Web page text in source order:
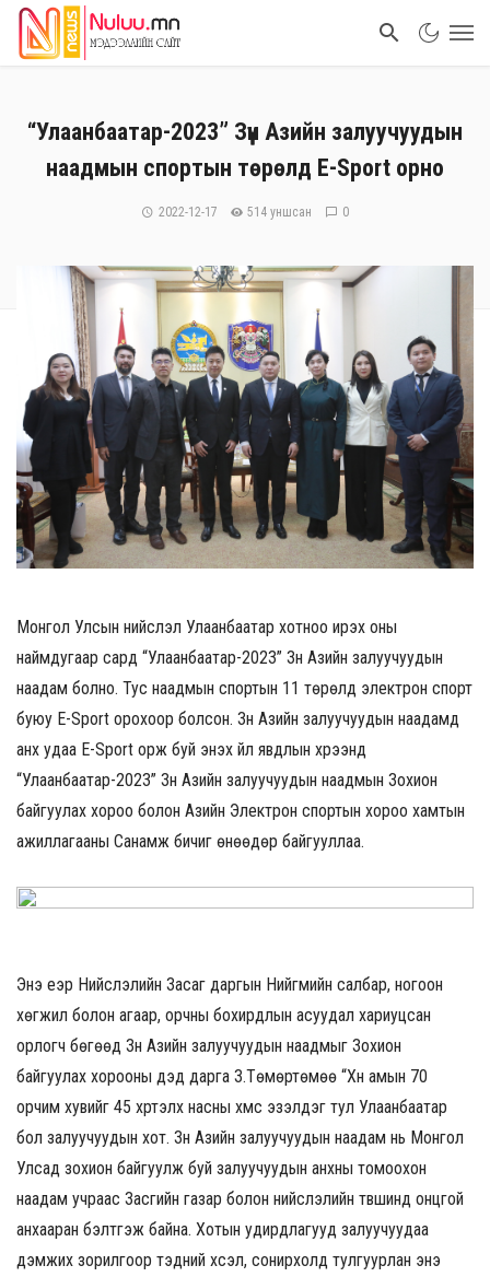
“Улаанбаатар-2023” Зүүн Азийн залуучуудын
наадмын спортын төрөлд E-Sport орно
2022-12-17 514 уншсан 0
Монгол Улсын нийслэл Улаанбаатар хотноо ирэх оны
наймдугаар сард “Улаанбаатар-2023” Зүүн Азийн залуучуудын
наадам болно. Тус наадмын спортын 11 төрөлд электрон спорт
буюу E-Sport орохоор болсон. Зүүн Азийн залуучуудын наадамд
анх удаа E-Sport орж буй энэхүү үйл явдлын хүрээнд
“Улаанбаатар-2023” Зүүн Азийн залуучуудын наадмын Зохион
байгуулах хороо болон Азийн Электрон спортын хороо хамтын
ажиллагааны Санамж бичиг өнөөдөр байгууллаа.
Энэ үеэр Нийслэлийн Засаг даргын Нийгмийн салбар, ногоон
хөгжил болон агаар, орчны бохирдлын асуудал хариуцсан
орлогч бөгөөд Зүүн Азийн залуучуудын наадмыг Зохион
байгуулах хорооны дэд дарга З.Төмөртөмөө “Хүн амын 70
орчим хувийг 45 хүртэлх насны хүмүүс эзэлдэг тул Улаанбаатар
бол залуучуудын хот. Зүүн Азийн залуучуудын наадам нь Монгол
Улсад зохион байгуулж буй залуучуудын анхны томоохон
наадам учраас Засгийн газар болон нийслэлийн түвшинд онцгой
анхааран бэлтгэж байна. Хотын удирдлагууд залуучуудаа
дэмжих зорилгоор тэдний хүсэл, сонирхолд тулгуурлан энэ